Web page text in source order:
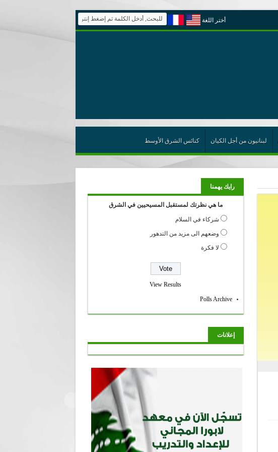
أختر اللغة
لبنانيون من أجل الكيان كنائس الشرق الأوسط
رايك يهمنا
ما هي نظرتك لمستقبل المسيحيين في الشرق
شركاء في السلام
وضعهم الى مزيد من التدهور
لا فكرة
View Results
Polls Archive
إعلانات